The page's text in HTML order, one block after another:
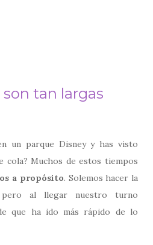
son tan largas
un parque Disney y has visto
cola? Muchos de estos tiempos
a propósito. Solemos hacer la
al llegar nuestro turno
que ha ido más rápido de lo